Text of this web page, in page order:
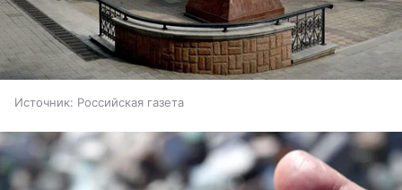
Источник: Российская газета